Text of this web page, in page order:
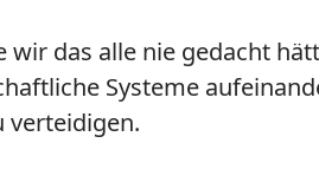
das alle nie gedacht
Systeme
verteidigen.